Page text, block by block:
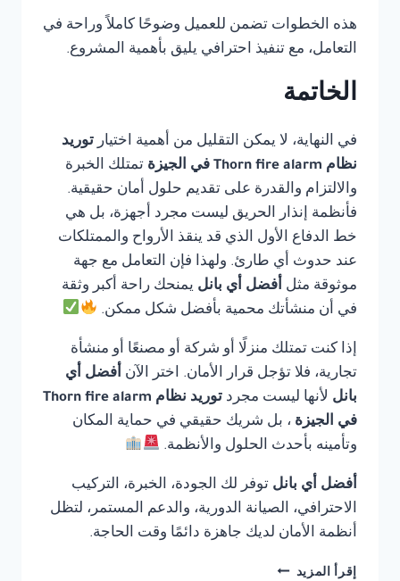
هذه الخطوات تضمن للعميل وضوحًا كاملاً وراحة في
التعامل، مع تنفيذ احترافي يليق بأهمية المشروع.
الخاتمة
في النهاية، لا يمكن التقليل من أهمية اختيار توريد
نظام Thorn fire alarm في الجيزة
تمتلك الخبرة
والالتزام والقدرة على تقديم حلول أمان حقيقية.
فأنظمة إنذار الحريق ليست مجرد أجهزة، بل هي
خط الدفاع الأول الذي قد ينقذ الأرواح والممتلكات
عند حدوث أي طارئ. ولهذا فإن التعامل مع جهة
موثوقة مثل أفضل أي بانل يمنحك راحة أكبر وثقة
في أن منشأتك محمية بأفضل شكل ممكن.
إذا كنت تمتلك منزلًا أو شركة أو مصنعًا أو منشأة
تجارية، فلا تؤجل قرار الأمان. اختر الآن أفضل أي
بانل لأنها ليست مجرد
توريد نظام Thorn fire alarm
في الجيزة ، بل شريك حقيقي في حماية المكان
وتأمينه بأحدث الحلول والأنظمة.
أفضل أي بانل توفر لك الجودة، الخبرة، التركيب
الاحترافي، الصيانة الدورية، والدعم المستمر، لتظل
أنظمة الأمان لديك جاهزة دائمًا وقت الحاجة.
إقرأ المزيد توريد